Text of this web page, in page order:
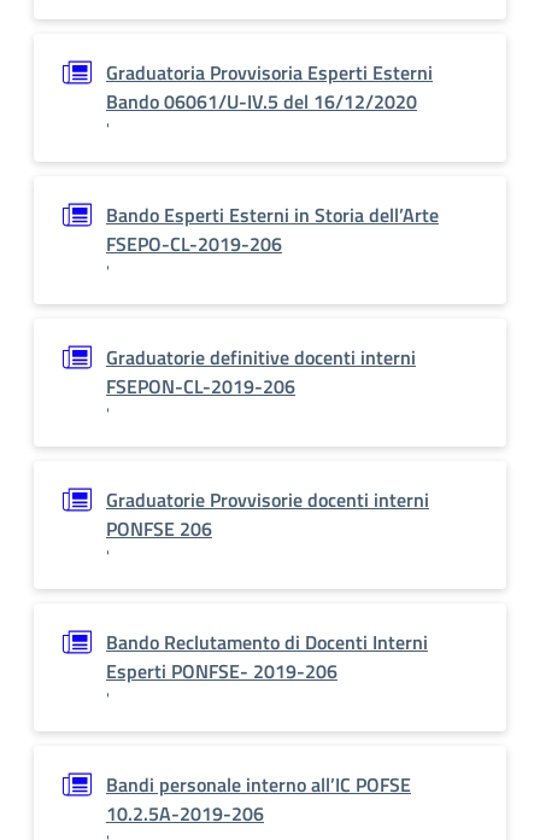
Graduatoria Provvisoria Esperti Esterni
Bando 06061/U-IV.5 del 16/12/2020
'
Bando Esperti Esterni in Storia dell’Arte
FSEPO-CL-2019-206
'
Graduatorie definitive docenti interni
FSEPON-CL-2019-206
'
Graduatorie Provvisorie docenti interni
PONFSE 206
'
Bando Reclutamento di Docenti Interni
Esperti PONFSE- 2019-206
'
Bandi personale interno all’IC POFSE
10.2.5A-2019-206